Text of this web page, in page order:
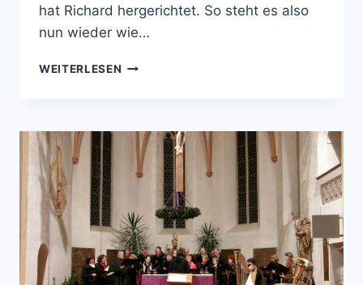
hat Richard hergerichtet. So steht es also
nun wieder wie…
WEITERLESEN KREUZEINWEIHUNG